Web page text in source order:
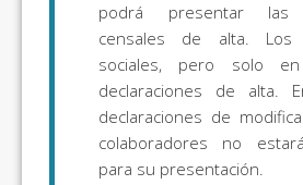
podrá presentar las
censales de alta. Los
sociales, pero solo
declaraciones de alta.
declaraciones de
colaboradores no
para su presentación.